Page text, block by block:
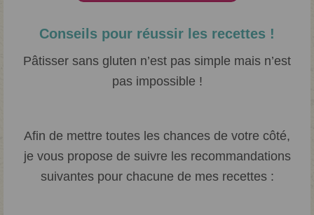
Conseils pour réussir les recettes !
Pâtisser sans gluten n’est pas simple mais n’est
pas impossible !
Afin de mettre toutes les chances de votre côté,
je vous propose de suivre les recommandations
suivantes pour chacune de mes recettes :